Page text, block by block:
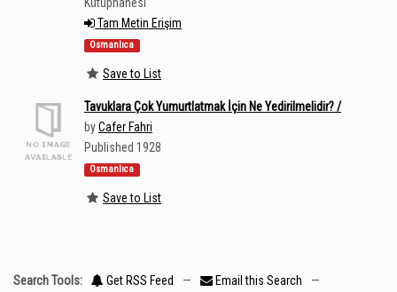
Tam Metin Erişim
Osmanlıca
Save to List
Tavuklara Çok Yumurtlatmak İçin Ne Yedirilmelidir? /
byCafer Fahri
Published 1928
Osmanlıca
Save to List
Search Tools: Get RSS Feed — Email this Search
—